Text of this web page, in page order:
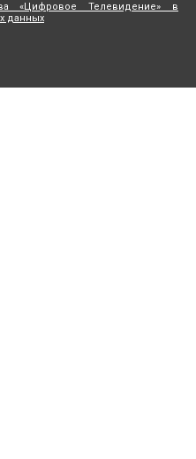
«Цифровое Телевидение» в
данных